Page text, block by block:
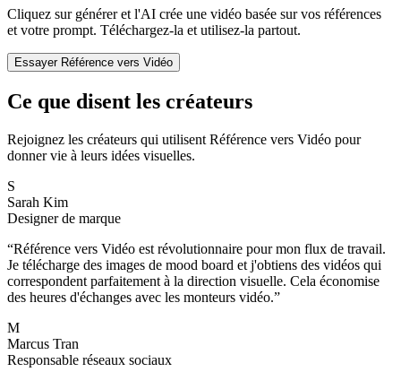
Cliquez sur générer et l'AI crée une vidéo basée sur vos références
et votre prompt. Téléchargez-la et utilisez-la partout.
Essayer Référence vers Vidéo
Ce que disent les créateurs
Rejoignez les créateurs qui utilisent Référence vers Vidéo pour
donner vie à leurs idées visuelles.
S
Sarah Kim
Designer de marque
“Référence vers Vidéo est révolutionnaire pour mon flux de travail.
Je télécharge des images de mood board et j'obtiens des vidéos qui
correspondent parfaitement à la direction visuelle. Cela économise
des heures d'échanges avec les monteurs vidéo.”
M
Marcus Tran
Responsable réseaux sociaux